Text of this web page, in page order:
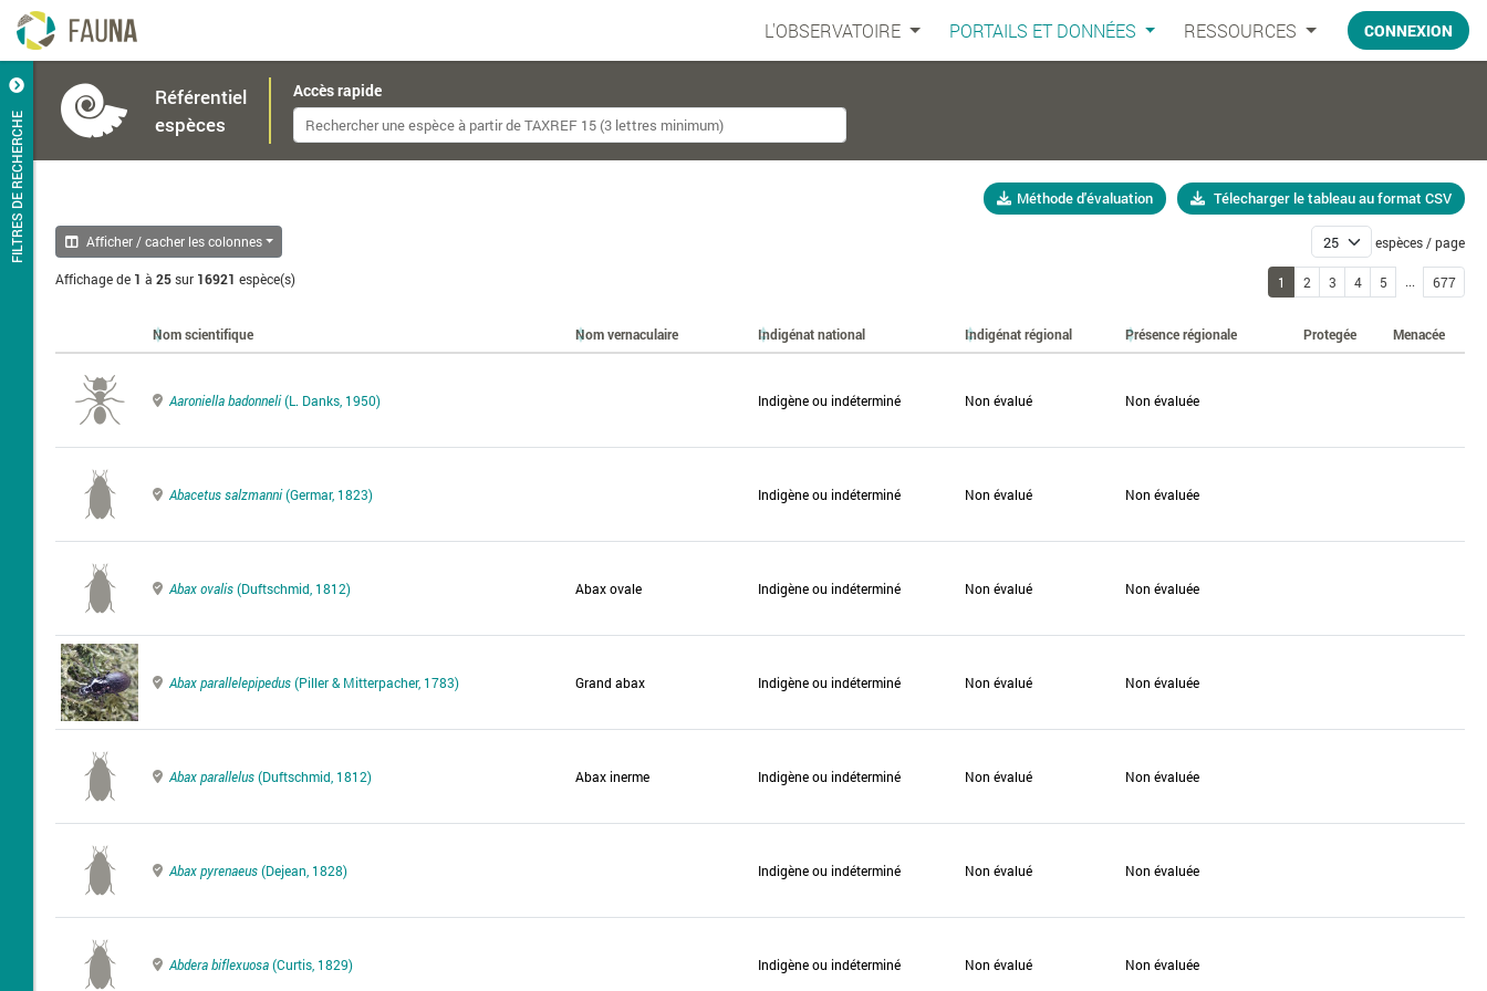
L'OBSERVATOIRE PORTAILS ET DONNÉES RESSOURCES CONNEXION
FILTRES DE RECHERCHE
Référentiel
espèces
Accès rapide
Méthode d'évaluation Télecharger le tableau au format CSV
Afficher / cacher les colonnes
Affichage de 1 à 25sur 16921 espèce(s)
espèces / page
1 2 3 4 5 ... 677
Nom scientifique Nom vernaculaire Indigénat national Indigénat régional Présence régionale Protegée Menacée
Aaroniella badonneli(L. Danks, 1950) Indigène ou indéterminé Non évalué Non évaluée
Abacetus salzmanni(Germar, 1823) Indigène ou indéterminé Non évalué Non évaluée
Abax ovalis(Duftschmid, 1812) Abax ovale Indigène ou indéterminé Non évalué Non évaluée
Abax parallelepipedus(Piller & Mitterpacher, 1783) Grand abax Indigène ou indéterminé Non évalué Non évaluée
Abax parallelus(Duftschmid, 1812) Abax inerme Indigène ou indéterminé Non évalué Non évaluée
Abax pyrenaeus(Dejean, 1828) Indigène ou indéterminé Non évalué Non évaluée
Abdera biflexuosa(Curtis, 1829) Indigène ou indéterminé Non évalué Non évaluée